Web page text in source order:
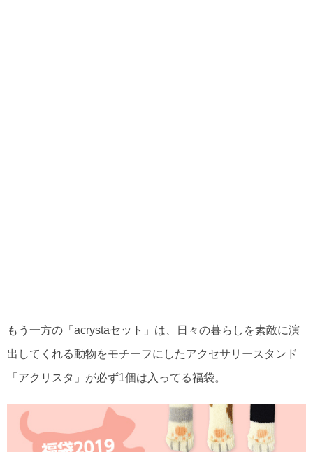
もう一方の「acrystaセット」は、日々の暮らしを素敵に演
出してくれる動物をモチーフにしたアクセサリースタンド
「アクリスタ」が必ず1個は入ってる福袋。